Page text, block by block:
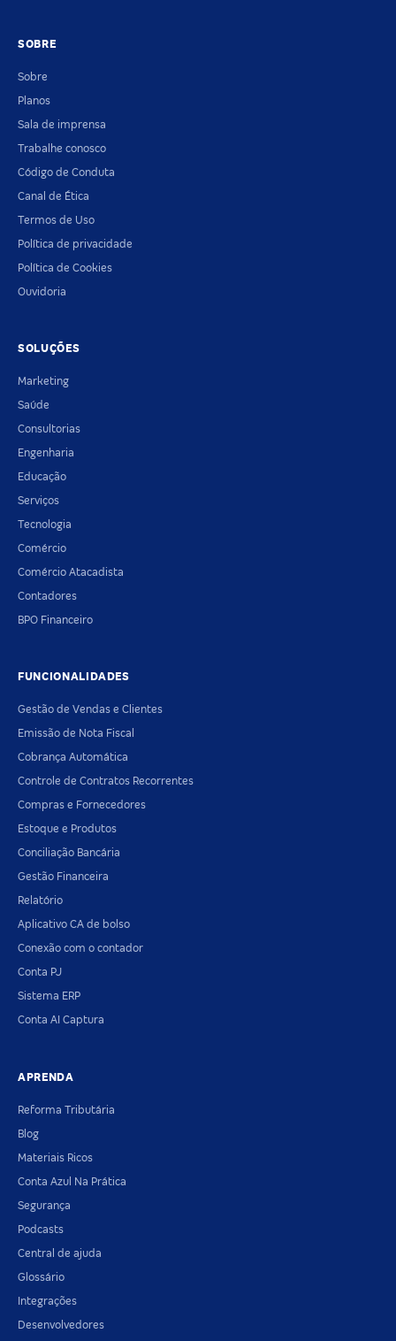
SOBRE
Sobre
Planos
Sala de imprensa
Trabalhe conosco
Código de Conduta
Canal de Ética
Termos de Uso
Política de privacidade
Política de Cookies
Ouvidoria
SOLUÇÕES
Marketing
Saúde
Consultorias
Engenharia
Educação
Serviços
Tecnologia
Comércio
Comércio Atacadista
Contadores
BPO Financeiro
FUNCIONALIDADES
Gestão de Vendas e Clientes
Emissão de Nota Fiscal
Cobrança Automática
Controle de Contratos Recorrentes
Compras e Fornecedores
Estoque e Produtos
Conciliação Bancária
Gestão Financeira
Relatório
Aplicativo CA de bolso
Conexão com o contador
Conta PJ
Sistema ERP
Conta AI Captura
APRENDA
Reforma Tributária
Blog
Materiais Ricos
Conta Azul Na Prática
Segurança
Podcasts
Central de ajuda
Glossário
Integrações
Desenvolvedores